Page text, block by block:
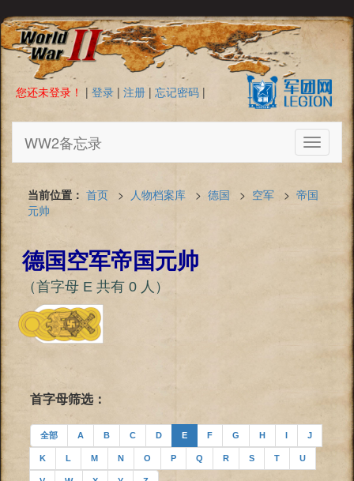
您还未登录！ | 登录 | 注册 | 忘记密码 |
Toggle
WW2备忘录
当前位置： 首页 > 人物档案库 > 德国 > 空军 > 帝国
元帅
德国空军帝国元帅
（首字母 E 共有 0 人）
首字母筛选：
全部 A B C D E F G H I J
K L M N O P Q R S T U